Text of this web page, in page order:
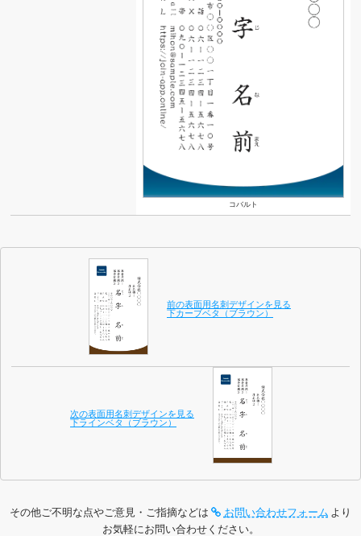
コバルト
前の表面用名刺デザインを見る
下カーブベタ（ブラウン）
次の表面用名刺デザインを見る
下ラインベタ（ブラウン）
その他ご不明な点やご意見・ご指摘などは お問い合わせフォーム より
お気軽にお問い合わせください。